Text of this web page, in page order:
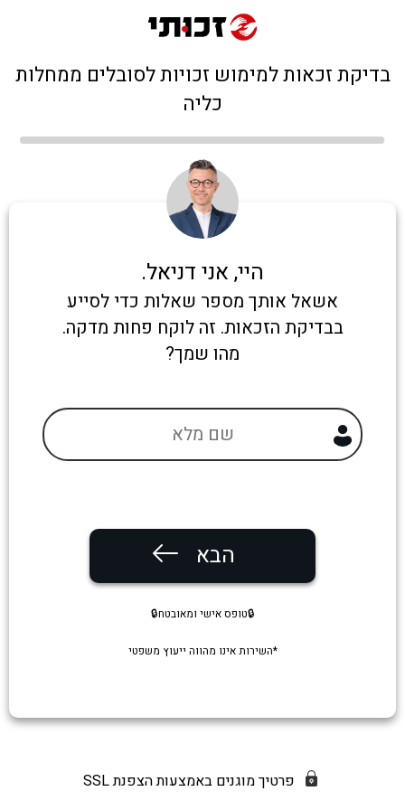
בדיקת זכאות למימוש זכויות לסובלים ממחלות
כליה
היי, אני דניאל.
אשאל אותך מספר שאלות כדי לסייע
בבדיקת הזכאות. זה לוקח פחות מדקה.
מהו שמך?
הבא
🔒טופס אישי ומאובטח🔒
*השירות אינו מהווה ייעוץ משפטי
פרטיך מוגנים באמצעות הצפנת SSL